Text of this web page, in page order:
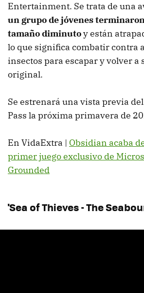
Entertainment. Se trata de una
un grupo de jóvenes
tamaño diminutoy están
lo que significa combatir contra
insectos para escapar y volver a
original.
Se estrenará una vista previa
Pass la próxima primavera de
En VidaExtra | Obsidian acaba
primer juego exclusivo de
Grounded
'Sea of Thieves - The